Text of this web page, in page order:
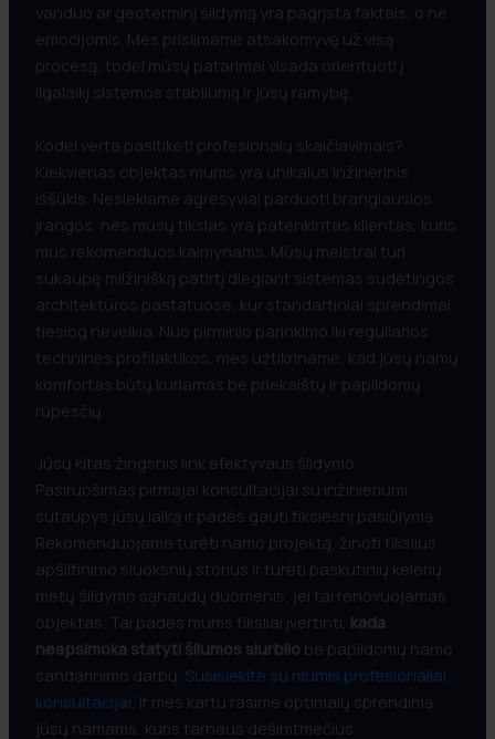
vanduo ar geoterminį šildymą yra pagrįsta faktais, o ne
emocijomis. Mes prisiimame atsakomyvę už visą
procesą, todėl mūsų patarimai visada orientuoti į
ilgalaikį sistemos stabilumą ir jūsų ramybę.
Kodėl verta pasitikėti profesionalų skaičiavimais?
Kiekvienas objektas mums yra unikalus inžinerinis
iššūkis. Nesiekiame agresyviai parduoti brangiausios
įrangos, nes mūsų tikslas yra patenkintas klientas, kuris
mus rekomenduos kaimynams. Mūsų meistrai turi
sukaupę milžinišką patirtį diegiant sistemas sudėtingos
architektūros pastatuose, kur standartiniai sprendimai
tiesiog neveikia. Nuo pirminio parinkimo iki reguliarios
techninės profilaktikos, mes užtikriname, kad jūsų namų
komfortas būtų kuriamas be priekaištų ir papildomų
rūpesčių.
Jūsų kitas žingsnis link efektyvaus šildymo
Pasiruošimas pirmajai konsultacijai su inžinieriumi
sutaupys jūsų laiką ir padės gauti tikslesnį pasiūlymą.
Rekomenduojame turėti namo projektą, žinoti tikslius
apšiltinimo sluoksnių storius ir turėti paskutinių kelerių
metų šildymo sąnaudų duomenis, jei tai renovuojamas
objektas. Tai padės mums tiksliai įvertinti, kada
neapsimoka statyti šilumos siurblio be papildomų namo
sandarinimo darbų. Susisiekite su mumis profesionaliai
konsultacijai, ir mes kartu rasime optimalų sprendimą
jūsų namams, kuris tarnaus dešimtmečius.